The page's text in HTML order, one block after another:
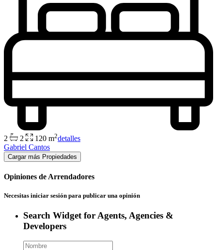
2 2 120 m2detalles
Gabriel Cantos
Opiniones de Arrendadores
Necesitas iniciar sesión para publicar una opinión
Search Widget for Agents, Agencies &
Developers